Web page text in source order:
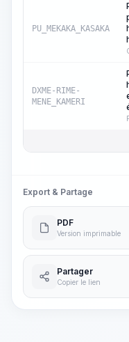
PU_MEKAKA_KASAKA
DXME-RIME-
MENE_KAMERI
Export & Partage
PDF
Version imprimable
Partager
Copier le lien